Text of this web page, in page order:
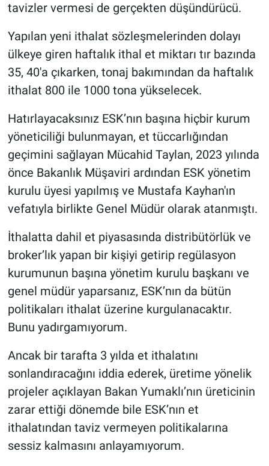
tavizler vermesi de gerçekten düşündürücü.
Yapılan yeni ithalat sözleşmelerinden dolayı
ülkeye giren haftalık ithal et miktarı tır bazında
35, 40'a çıkarken, tonaj bakımından da haftalık
ithalat 800 ile 1000 tona yükselecek.
Hatırlayacaksınız ESK’nın başına hiçbir kurum
yöneticiliği bulunmayan, et tüccarlığından
geçimini sağlayan Mücahid Taylan, 2023 yılında
önce Bakanlık Müşaviri ardından ESK yönetim
kurulu üyesi yapılmış ve Mustafa Kayhan'ın
vefatıyla birlikte Genel Müdür olarak atanmıştı.
İthalatta dahil et piyasasında distribütörlük ve
broker’lık yapan bir kişiyi getirip regülasyon
kurumunun başına yönetim kurulu başkanı ve
genel müdür yaparsanız, ESK’nın da bütün
politikaları ithalat üzerine kurgulanacaktır.
Bunu yadırgamıyorum.
Ancak bir tarafta 3 yılda et ithalatını
sonlandıracağını iddia ederek, üretime yönelik
projeler açıklayan Bakan Yumaklı’nın üreticinin
zarar ettiği dönemde bile ESK’nın et
ithalatından taviz vermeyen politikalarına
sessiz kalmasını anlayamıyorum.